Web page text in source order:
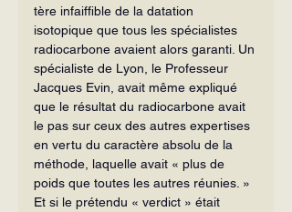
tère infaiffible de la datation
isotopique que tous les spécialistes
radiocarbone avaient alors garanti. Un
spécialiste de Lyon, le Professeur
Jacques Evin, avait même expliqué
que le résultat du radio­carbone avait
le pas sur ceux des autres expertises
en vertu du caractère absolu de la
méthode, laquelle avait « plus de
poids que toutes les autres réunies. »
Et si le prétendu « verdict » était